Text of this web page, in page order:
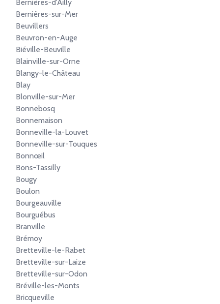
Bernières-d'Ailly
Bernières-sur-Mer
Beuvillers
Beuvron-en-Auge
Biéville-Beuville
Blainville-sur-Orne
Blangy-le-Château
Blay
Blonville-sur-Mer
Bonnebosq
Bonnemaison
Bonneville-la-Louvet
Bonneville-sur-Touques
Bonnœil
Bons-Tassilly
Bougy
Boulon
Bourgeauville
Bourguébus
Branville
Brémoy
Bretteville-le-Rabet
Bretteville-sur-Laize
Bretteville-sur-Odon
Bréville-les-Monts
Bricqueville